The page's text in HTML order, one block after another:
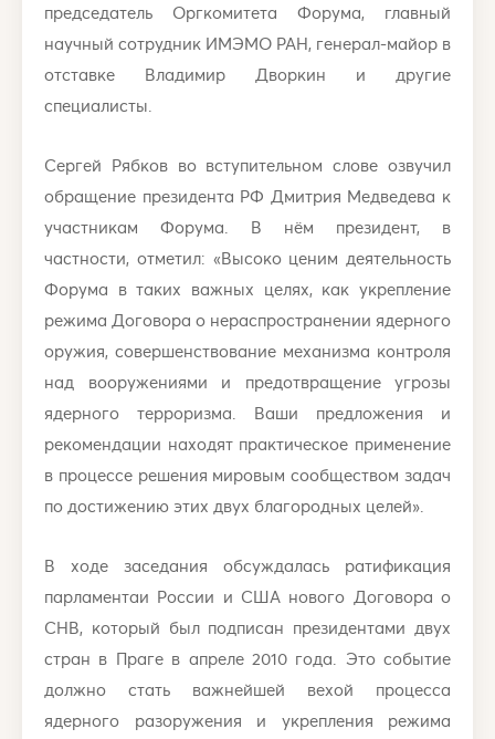
председатель Оргкомитета Форума, главный
научный сотрудник ИМЭМО РАН, генерал-майор в
отставке Владимир Дворкин и другие
специалисты.
Сергей Рябков во вступительном слове озвучил
обращение президента РФ Дмитрия Медведева к
участникам Форума. В нём президент, в
частности, отметил: «Высоко ценим деятельность
Форума в таких важных целях, как укрепление
режима Договора о нераспространении ядерного
оружия, совершенствование механизма контроля
над вооружениями и предотвращение угрозы
ядерного терроризма. Ваши предложения и
рекомендации находят практическое применение
в процессе решения мировым сообществом задач
по достижению этих двух благородных целей».
В ходе заседания обсуждалась ратификация
парламентаи России и США нового Договора о
СНВ, который был подписан президентами двух
стран в Праге в апреле 2010 года. Это событие
должно стать важнейшей вехой процесса
ядерного разоружения и укрепления режима